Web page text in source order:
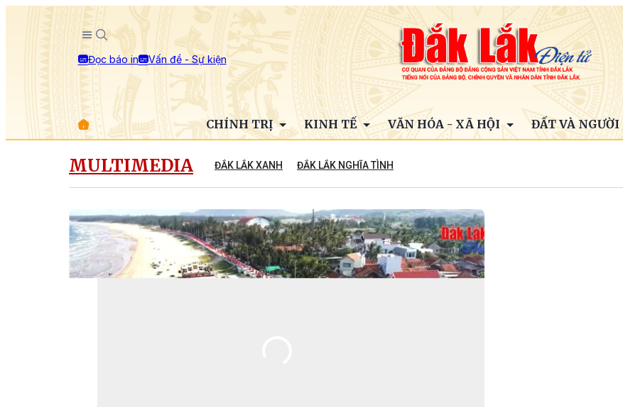
Đọc báo in Vấn đề - Sự kiện
CHÍNH TRỊ KINH TẾ VĂN HÓA - XÃ HỘI ĐẤT VÀ NGƯỜI
MULTIMEDIA ĐẮK LẮK XANH ĐẮK LẮK NGHĨA TÌNH